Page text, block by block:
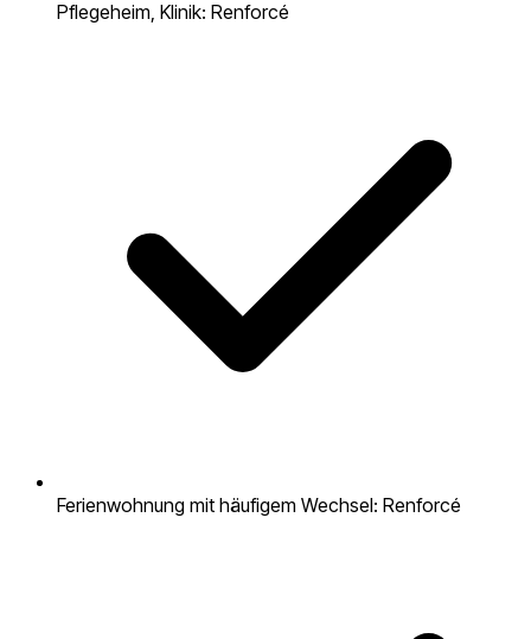
Pflegeheim, Klinik: Renforcé
Ferienwohnung mit häufigem Wechsel: Renforcé